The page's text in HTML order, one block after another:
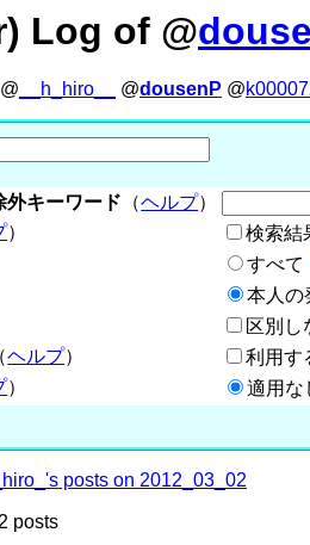
Log of @
@ __h_hiro__ @dousenP @
外キーワード （ヘルプ）
）
検索結
すべて
本人の
区別し
ヘルプ）
利用す
） 適用な
posts on 2012_03_02
posts